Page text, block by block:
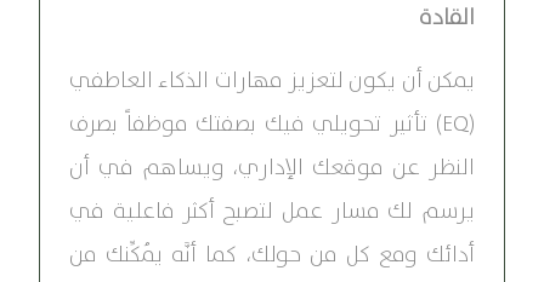
القادة
يمكن أن يكون لتعزيز مهارات الذكاء العاطفي
(EQ) تأثير تحويلي فيك بصفتك موظفاً بصرف
النظر عن موقعك الإداري، ويساهم في أن
يرسم لك مسار عمل لتصبح أكثر فاعلية في
أدائك ومع كل من حولك، كما أنَّه يُمكِّنك من